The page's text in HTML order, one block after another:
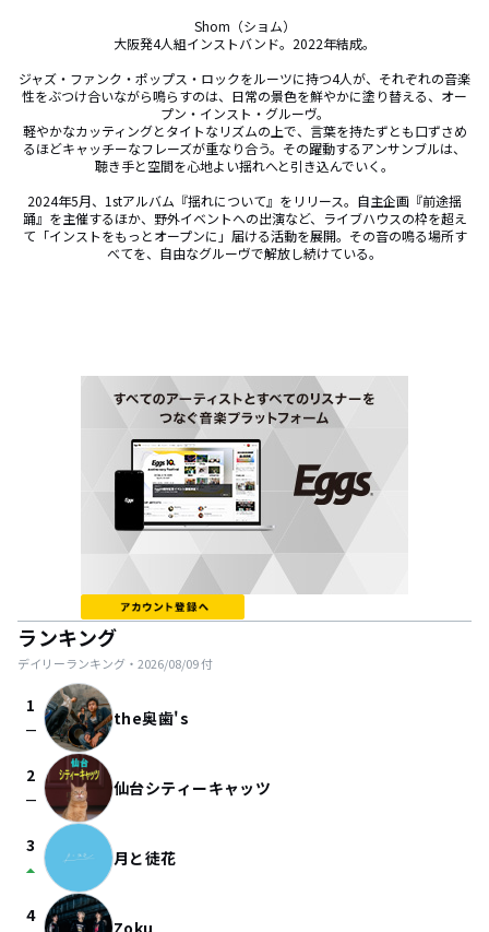
Shom（ショム）
大阪発4人組インストバンド。2022年結成。
ジャズ・ファンク・ポップス・ロックをルーツに持つ4人が、それぞれの音楽
性をぶつけ合いながら鳴らすのは、日常の景色を鮮やかに塗り替える、オー
プン・インスト・グルーヴ。
軽やかなカッティングとタイトなリズムの上で、言葉を持たずとも口ずさめ
るほどキャッチーなフレーズが重なり合う。その躍動するアンサンブルは、
聴き手と空間を心地よい揺れへと引き込んでいく。
2024年5月、1stアルバム『揺れについて』をリリース。自主企画『前途揺
踊』を主催するほか、野外イベントへの出演など、ライブハウスの枠を超え
て「インストをもっとオープンに」届ける活動を展開。その音の鳴る場所す
べてを、自由なグルーヴで解放し続けている。
ランキング
デイリーランキング・ 2026/08/09付
1
check_indeterminate_small the奥歯's
2
check_indeterminate_small 仙台シティーキャッツ
3
arrow_drop_up 月と徒花
4
Zoku